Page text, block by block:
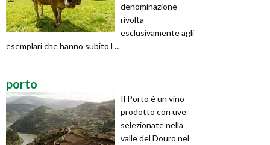
denominazione
rivolta
esclusivamente agli
esemplari che hanno subito l ...
porto
Il Porto è un vino
prodotto con uve
selezionate nella
valle del Douro nel